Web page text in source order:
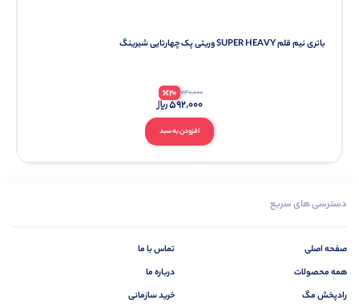
باتری نیم قلم SUPER HEAVY وریتی پک چهارتایی شیرینگ
افزودن به سبد
740,000
20
592,000
دسترسی های سریع
صفحه اصلی
همه محصولات
رادپخش مگ
تماس با ما
درباره ما
خرید سازمانی